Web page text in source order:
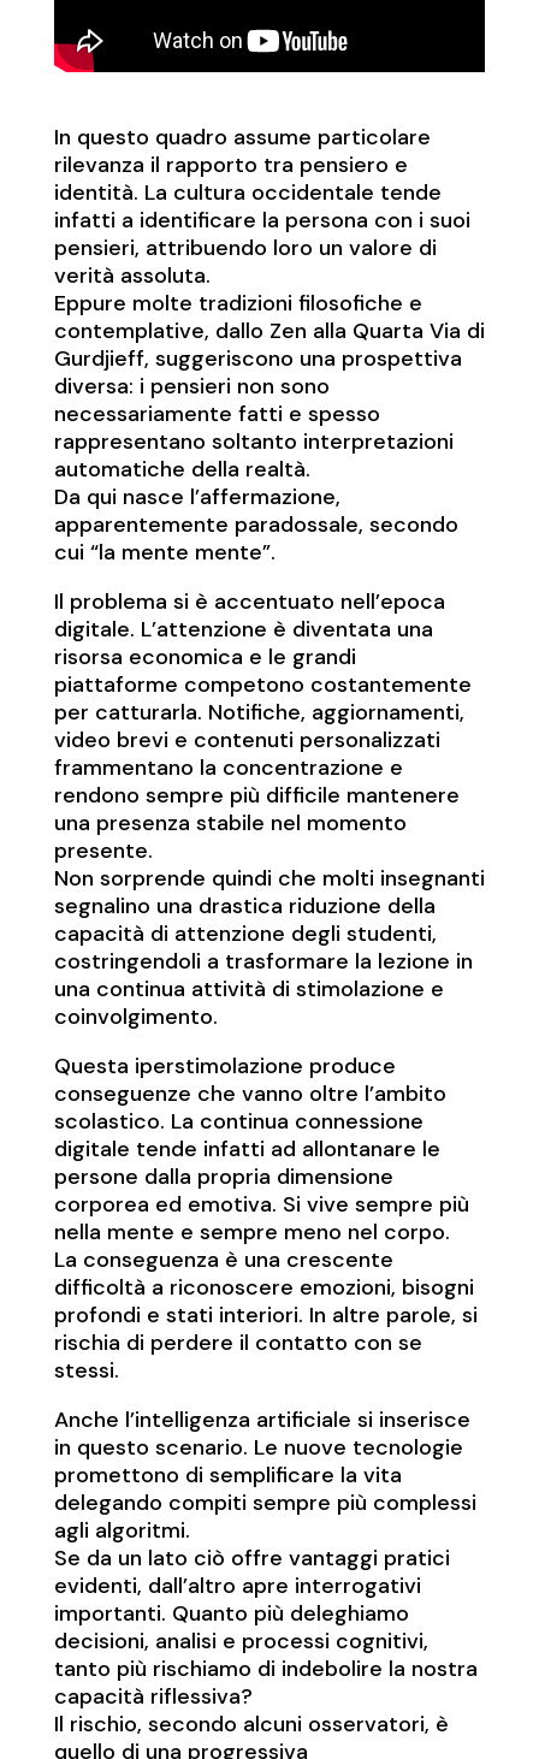
In questo quadro assume particolare
rilevanza il rapporto tra pensiero e
identità. La cultura occidentale tende
infatti a identificare la persona con i suoi
pensieri, attribuendo loro un valore di
verità assoluta.
Eppure molte tradizioni filosofiche e
contemplative, dallo Zen alla Quarta Via di
Gurdjieff, suggeriscono una prospettiva
diversa: i pensieri non sono
necessariamente fatti e spesso
rappresentano soltanto interpretazioni
automatiche della realtà.
Da qui nasce l’affermazione,
apparentemente paradossale, secondo
cui “la mente mente”.
Il problema si è accentuato nell’epoca
digitale. L’attenzione è diventata una
risorsa economica e le grandi
piattaforme competono costantemente
per catturarla. Notifiche, aggiornamenti,
video brevi e contenuti personalizzati
frammentano la concentrazione e
rendono sempre più difficile mantenere
una presenza stabile nel momento
presente.
Non sorprende quindi che molti insegnanti
segnalino una drastica riduzione della
capacità di attenzione degli studenti,
costringendoli a trasformare la lezione in
una continua attività di stimolazione e
coinvolgimento.
Questa iperstimolazione produce
conseguenze che vanno oltre l’ambito
scolastico. La continua connessione
digitale tende infatti ad allontanare le
persone dalla propria dimensione
corporea ed emotiva. Si vive sempre più
nella mente e sempre meno nel corpo.
La conseguenza è una crescente
difficoltà a riconoscere emozioni, bisogni
profondi e stati interiori. In altre parole, si
rischia di perdere il contatto con se
stessi.
Anche l’intelligenza artificiale si inserisce
in questo scenario. Le nuove tecnologie
promettono di semplificare la vita
delegando compiti sempre più complessi
agli algoritmi.
Se da un lato ciò offre vantaggi pratici
evidenti, dall’altro apre interrogativi
importanti. Quanto più deleghiamo
decisioni, analisi e processi cognitivi,
tanto più rischiamo di indebolire la nostra
capacità riflessiva?
Il rischio, secondo alcuni osservatori, è
quello di una progressiva